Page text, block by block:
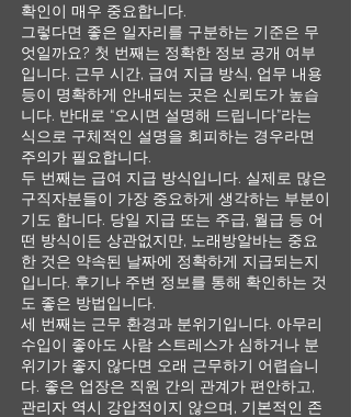
확인이 매우 중요합니다.
그렇다면 좋은 일자리를 구분하는 기준은 무
엇일까요? 첫 번째는 정확한 정보 공개 여부
입니다. 근무 시간, 급여 지급 방식, 업무 내용
등이 명확하게 안내되는 곳은 신뢰도가 높습
니다. 반대로 “오시면 설명해 드립니다”라는
식으로 구체적인 설명을 회피하는 경우라면
주의가 필요합니다.
두 번째는 급여 지급 방식입니다. 실제로 많은
구직자분들이 가장 중요하게 생각하는 부분이
기도 합니다. 당일 지급 또는 주급, 월급 등 어
떤 방식이든 상관없지만, 노래방알바는 중요
한 것은 약속된 날짜에 정확하게 지급되는지
입니다. 후기나 주변 정보를 통해 확인하는 것
도 좋은 방법입니다.
세 번째는 근무 환경과 분위기입니다. 아무리
수입이 좋아도 사람 스트레스가 심하거나 분
위기가 좋지 않다면 오래 근무하기 어렵습니
다. 좋은 업장은 직원 간의 관계가 편안하고,
관리자 역시 강압적이지 않으며, 기본적인 존